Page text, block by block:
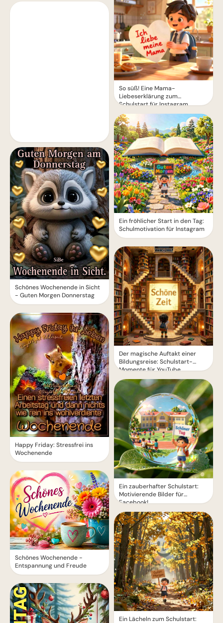
Schönes Wochenende in Sicht
- Guten Morgen Donnerstag
Happy Friday: Stressfrei ins
Wochenende
Schönes Wochenende -
Entspannung und Freude
So süß! Eine Mama-
Liebeserklärung zum
Schulstart für Instagram
Ein fröhlicher Start in den Tag:
Schulmotivation für Instagram
Der magische Auftakt einer
Bildungsreise: Schulstart-
Momente für YouTube
Ein zauberhafter Schulstart:
Motivierende Bilder für
Facebook!
Ein Lächeln zum Schulstart: